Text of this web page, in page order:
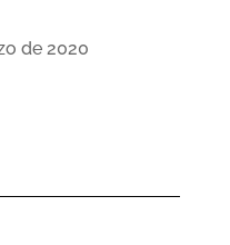
de 2020